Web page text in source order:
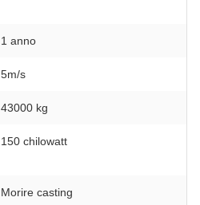
1 anno
5m/s
43000 kg
150 chilowatt
Morire casting